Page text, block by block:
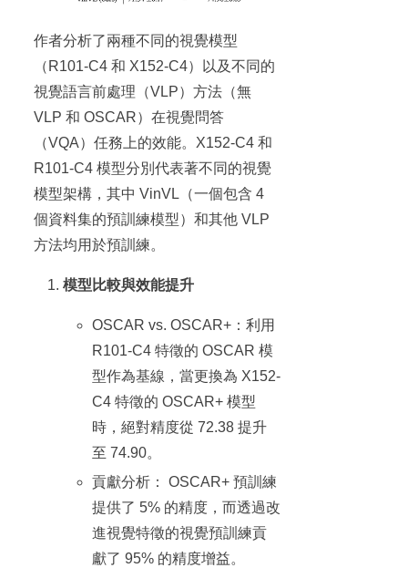
作者分析了兩種不同的視覺模型
（R101-C4 和 X152-C4）以及不同的
視覺語言前處理（VLP）方法（無
VLP 和 OSCAR）在視覺問答
（VQA）任務上的效能。X152-C4 和
R101-C4 模型分別代表著不同的視覺
模型架構，其中 VinVL（一個包含 4
個資料集的預訓練模型）和其他 VLP
方法均用於預訓練。
模型比較與效能提升
OSCAR vs. OSCAR+：利用
R101-C4 特徵的 OSCAR 模
型作為基線，當更換為 X152-
C4 特徵的 OSCAR+ 模型
時，絕對精度從 72.38 提升
至 74.90。
貢獻分析： OSCAR+ 預訓練
提供了 5% 的精度，而透過改
進視覺特徵的視覺預訓練貢
獻了 95% 的精度增益。